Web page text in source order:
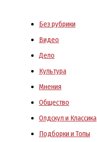
Без рубрики
Видео
Дело
Культура
Мнения
Общество
Олдскул и Классика
Подборки и Топы